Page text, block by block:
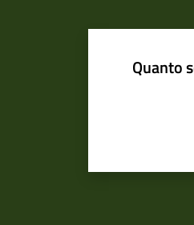
Quanto